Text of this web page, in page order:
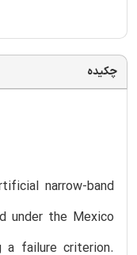
چکیده
narrow-band
under the Mexico
a failure criterion.